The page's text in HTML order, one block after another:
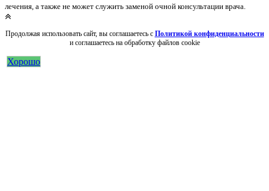
лечения, а также не может служить заменой очной консультации врача.
Продолжая использовать сайт, вы соглашаетесь с Политикой конфиденциальности
и соглашаетесь на обработку файлов cookie
Хорошо